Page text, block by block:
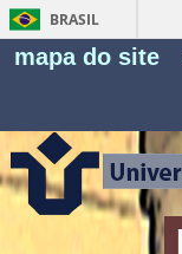
BRASIL
mapa do site